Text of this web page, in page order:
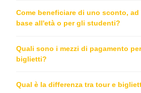
Come beneficiare di uno sconto, ad
base all'età o per gli studenti?
Quali sono i mezzi di pagamento
biglietti?
Qual è la differenza tra tour e